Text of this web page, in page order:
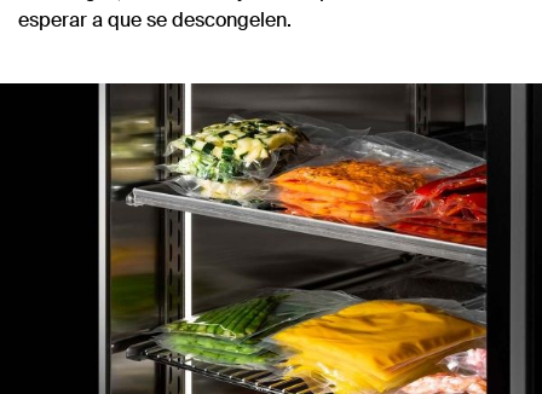
esperar a que se descongelen.